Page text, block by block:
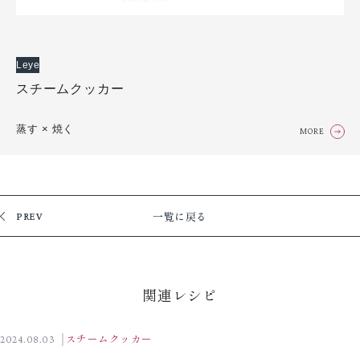
Leye
スチームクッカー
蒸す × 焼く MORE
PREV 一覧に戻る
関連レシピ
2024.08.03 スチームクッカー